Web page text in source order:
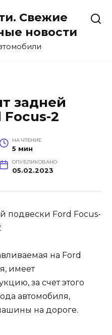
Свежие
новости
задней
2
НА ЧТЕНИЕ
5 мин
ОПУБЛИКОВАНО
05.02.2023
на Ford
имеет
за счет этого
автомобиля,
на дороге.